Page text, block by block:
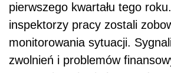
pierwszego kwartału tego
inspektorzy pracy zostali
monitorowania sytuacji.
zwolnień i problemów